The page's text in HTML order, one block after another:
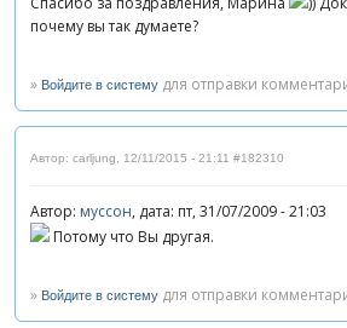
почему вы так думаете?
» Войдите в систему для отправки
Автор: carljung 12/11/2015 - 21:11 #182310
Автор: муссон, дата: пт, 31/07/2009 - 21:03
Потому что Вы другая.
» Войдите в систему для отправки